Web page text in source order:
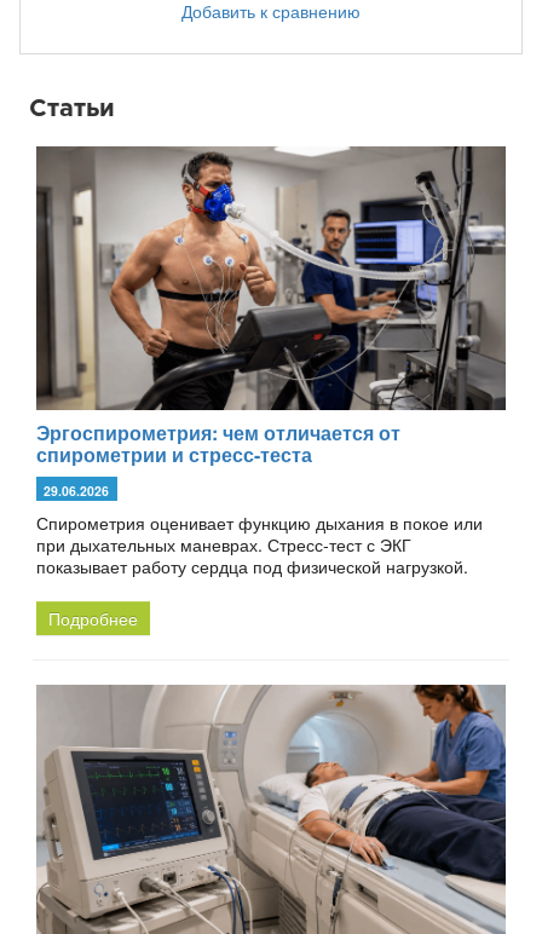
Добавить к сравнению
Статьи
Эргоспирометрия: чем отличается от
спирометрии и стресс-теста
29.06.2026
Спирометрия оценивает функцию дыхания в покое или
при дыхательных маневрах. Стресс-тест с ЭКГ
показывает работу сердца под физической нагрузкой.
Подробнее